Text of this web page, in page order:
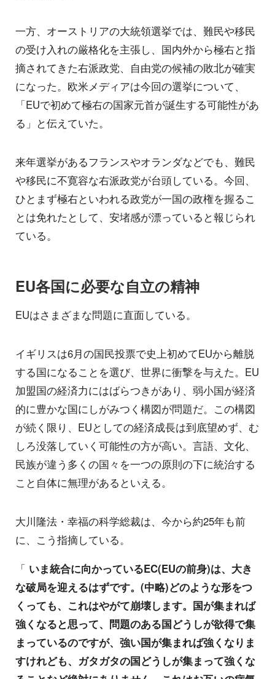
一方、オーストリアの大統領選挙では、難民や移民
の受け入れの厳格化を主張し、国内外から極右と指
摘されてきた右派政党、自由党の候補の敗北が確実
になった。欧米メディアは今回の選挙について、
「EUで初めて極右の国家元首が誕生する可能性があ
る」と伝えていた。
来年選挙があるフランスやオランダなどでも、難民
や移民に不寛容な右派政党が台頭している。今回、
ひとまず極右といわれる政党が一国の政権を握るこ
とは免れたとして、安堵感が漂っていると報じられ
ている。
EU各国に必要な自立の精神
EUはさまざまな問題に直面している。
イギリスは6月の国民投票で史上初めてEUから離脱
する国になることを選び、世界に衝撃を与えた。EU
加盟国の経済力にはばらつきがあり、弱小国が経済
的に豊かな国にしがみつく構図が問題だ。この構図
が続く限り、EUとしての経済成長は到底望めず、む
しろ没落していく可能性の方が高い。言語、文化、
民族が違う多くの国々を一つの原則の下に統治する
こと自体に無理があるといえる。
大川隆法・幸福の科学総裁は、今から約25年も前
に、こう指摘している。
「 いま統合に向かっているEC(EUの前身)は、大き
な破局を迎えるはずです。(中略)どのような形をつ
くっても、これはやがて崩壊します。国が集まれば
強くなると思って、問題のある国どうしが欲得で集
まっているのですが、強い国が集まれば強くなりま
すけれども、ガタガタの国どうしが集まって強くな